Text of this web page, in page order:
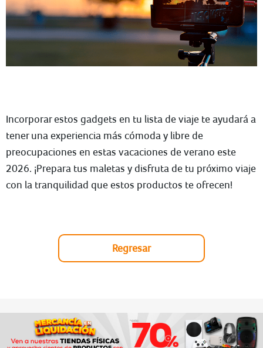
Incorporar estos gadgets en tu lista de viaje te ayudará a
tener una experiencia más cómoda y libre de
preocupaciones en estas vacaciones de verano este
2026. ¡Prepara tus maletas y disfruta de tu próximo viaje
con la tranquilidad que estos productos te ofrecen!
Regresar